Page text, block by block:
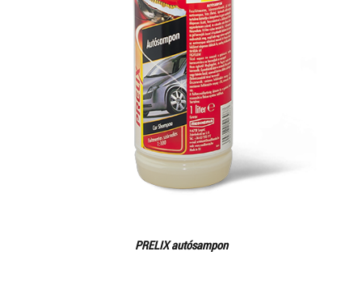
PRELIX autósampon